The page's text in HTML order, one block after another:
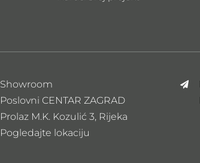
Showroom
Poslovni CENTAR ZAGRAD
Prolaz M.K. Kozulić 3, Rijeka
Pogledajte lokaciju